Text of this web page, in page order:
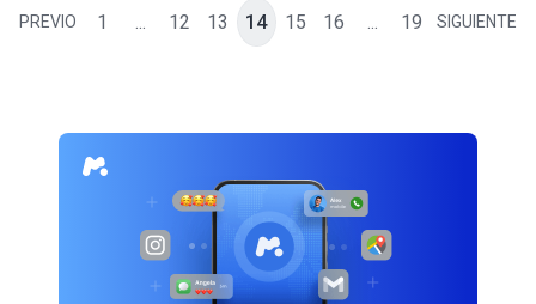
PREVIO 1 ... 12 13 14 15 16 ... 19 SIGUIENTE